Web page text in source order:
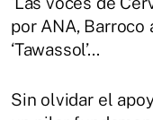
por ANA, Barroco
‘Tawassol’...
Sin olvidar el